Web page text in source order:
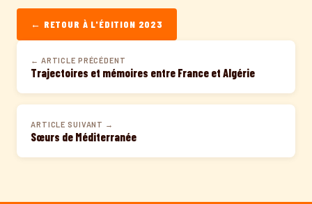
← RETOUR À L'ÉDITION 2023
← ARTICLE PRÉCÉDENT
Trajectoires et mémoires entre France et Algérie
ARTICLE SUIVANT →
Sœurs de Méditerranée